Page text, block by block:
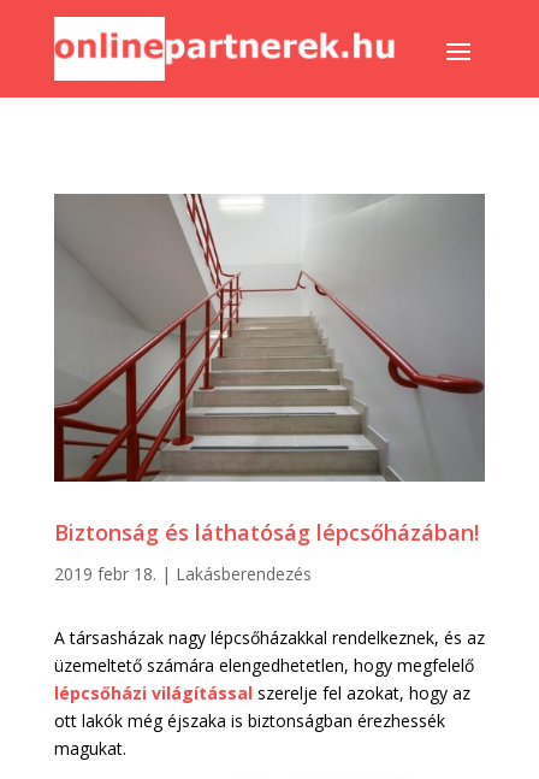
Biztonság és láthatóság lépcsőházában!
2019 febr 18. | Lakásberendezés
A társasházak nagy lépcsőházakkal rendelkeznek, és az
üzemeltető számára elengedhetetlen, hogy megfelelő
lépcsőházi világítással szerelje fel azokat, hogy az
ott lakók még éjszaka is biztonságban érezhessék
magukat.